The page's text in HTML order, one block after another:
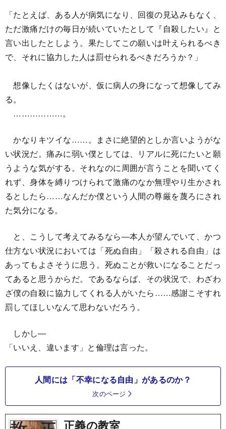
「たとえば、ある人が病気になり、回復の見込みもなく、
ただ激痛だけの毎日が続いていたとして『自殺したい』と
言い出したとしよう。果たしてこの願いは叶えられるべき
で、それに協力した人は罰せられるべきだろうか？」
想像したくはないが、仮に病人の身になって想像してみ
る。
………………。
かなりキツイな……。まさに絶望的としか言いようがな
い状況だ。痛みに弱い僕としては、リアルに死にたいと願
うような気がする。それなのに周囲が言うことを聞いてく
れず、身体を縛りつけられて激痛のなか無理やり生かされ
るとしたら……なんだか僕という人間の尊厳を蔑ろにされ
た気分になる。
と、こうして考えてみるなら―本人が望んでいて、かつ
仕方ない状況においては「死ぬ自由」「殺される自由」は
あってもよさそうに思う。死ぬことが救いになることだっ
てあると思うからだ。であるならば、その状況で、わざわ
ざ僕の自殺に協力してくれる人がいたら……感謝こそすれ
罰してほしいなんて思わないだろう。
しかし―
「いいえ、違います」と倫理は言った。
人間には「不幸になる自由」があるのか？
次のページ
正義の教室